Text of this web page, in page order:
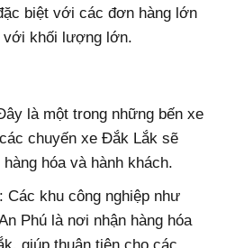
biệt với các đơn hàng lớn
với khối lượng lớn.
là một trong những bến xe
chuyến xe Đắk Lắk sẽ
hóa và hành khách.
Các khu công nghiệp như
Phú là nơi nhận hàng hóa